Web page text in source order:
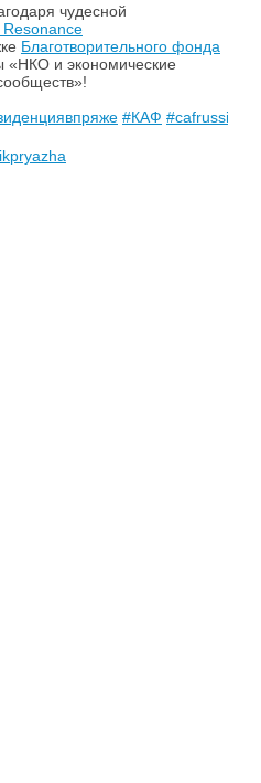
чудесной
Resonance
Благотворительного фонда
«НКО и экономические
#КАФ #cafrussia